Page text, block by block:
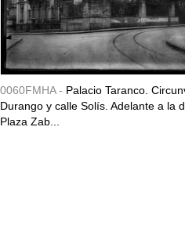
0060FMHA - Palacio Taranco.
Durango y calle Solís. Adelante a la
Plaza Zab...